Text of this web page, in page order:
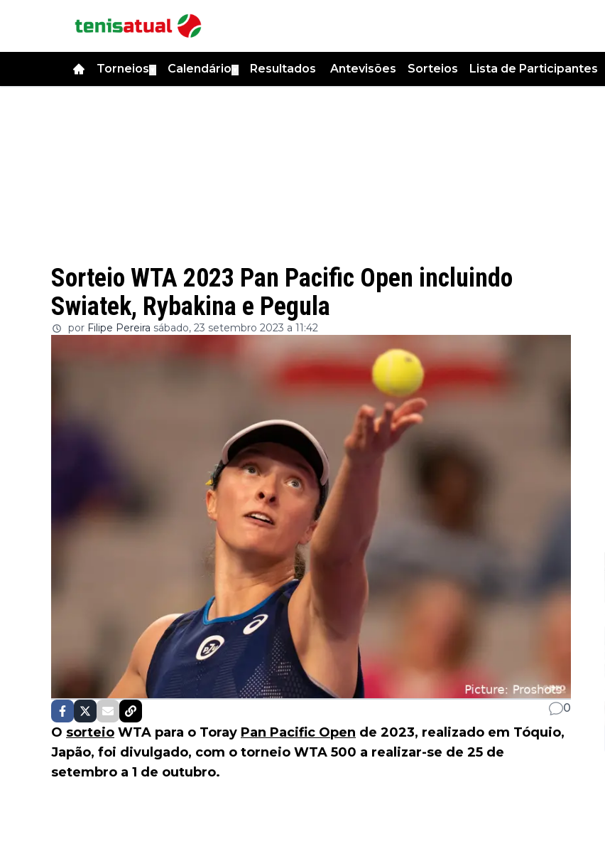
Torneios Calendário Resultados Antevisões Sorteios Lista de Participantes
Sorteio WTA 2023 Pan Pacific Open incluindo
Swiatek, Rybakina e Pegula
por Filipe Pereira sábado, 23 setembro 2023 a 11:42
0
O sorteio WTA para o Toray Pan Pacific Open de 2023, realizado em Tóquio,
Japão, foi divulgado, com o torneio WTA 500 a realizar-se de 25 de
setembro a 1 de outubro.